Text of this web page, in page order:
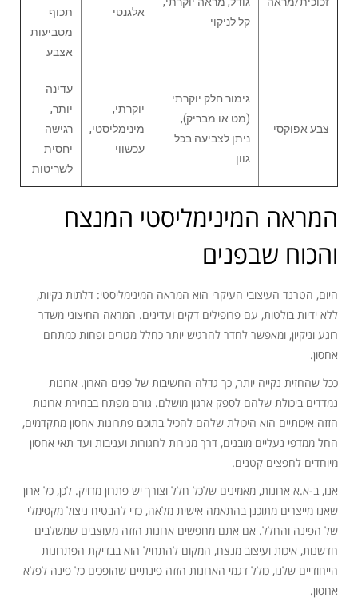
קל לניקוי
אלגנטי
תכוף
מטביעות
אצבע
צבע אפוקסי
גימור חלק יוקרתי
(מט או מבריק),
ניתן לצביעה בכל
גוון
יוקרתי,
מינימליסטי,
עכשווי
עדינה
יותר,
רגישה
יחסית
לשריטות
המראה המינימליסטי המנצח
והכוח שבפנים
היום, הטרנד העיצובי העיקרי הוא המראה המינימליסטי: דלתות נקיות,
ללא ידיות בולטות, עם פרופילים דקים ועדינים. המראה החיצוני משדר
רוגע וניקיון, ומאפשר לחדר להרגיש יותר כחלל מגורים ופחות כמתחם
אחסון.
ככל שהחזית נקייה יותר, כך גדלה החשיבות של פנים הארון. ארונות
נמדדים ביכולת שלהם לספק ארגון מושלם. גורם מפתח בבחירת ארונות
הזזה איכותיים הוא היכולת שלהם להכיל בתוכם פתרונות אחסון מתקדמים,
החל ממדפי נעליים מובנים, דרך מגירות לחגורות ועניבות ועד תאי אחסון
מיוחדים לחפצים קטנים.
אנו, ב-א.א ארונות, מאמינים שלכל חלל וצורך יש פתרון מדויק. לכן, כל ארון
שאנו מייצרים מתוכנן בהתאמה אישית מלאה, כדי להבטיח ניצול מקסימלי
של הפינה והחלל. אם אתם מחפשים ארונות הזזה מעוצבים שמשלבים
חדשנות, איכות ועיצוב מנצח, המקום להתחיל הוא בבדיקת הפתרונות
הייחודיים שלנו, כולל דגמי הארונות הזזה פינתיים שהופכים כל פינה לפלא
אחסון.